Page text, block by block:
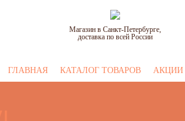
Магазин в Санкт-Петербурге,
доставка по всей России
ГЛАВНАЯ КАТАЛОГ ТОВАРОВ АКЦИИ